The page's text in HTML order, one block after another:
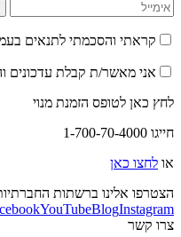
קראתי והסכמתי לתנאים
אני מאשר/ת קבלת עדכונים
לחץ כאן לטופס הזמנת מנוי
חייגו 1-700-70-4000
או לחצו כאן
הצטרפו אלינו ברשתות
YouTubeBlogInstagram
צרו קשר